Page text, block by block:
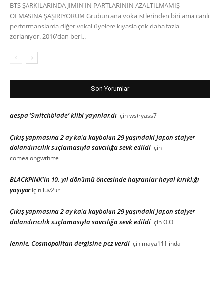
BTS ŞARKILARINDA JIMIN'IN PARTLARININ AZALTILMAMIŞ
OLMASINA ŞAŞIRIYORUM Grubun ana vokalistlerinden biri ama canlı
performanslarda diğer vokal üyelere kıyasla çok daha fazla
zorlanıyor. 2016'dan beri...
Son Yorumlar
aespa ‘Switchblade’ klibi yayınlandı içinwstryass7
Çıkış yapmasına 2 ay kala kaybolan 29 yaşındaki Japon stajyer
dolandırıcılık suçlamasıyla savcılığa sevk edildi için
comealongwthme
BLACKPINK’in 10. yıl dönümü öncesinde hayranlar hayal kırıklığı
yaşıyoriçin luv2ur
Çıkış yapmasına 2 ay kala kaybolan 29 yaşındaki Japon stajyer
dolandırıcılık suçlamasıyla savcılığa sevk edildi içinÖ.Ö
Jennie, Cosmopolitan dergisine poz verdi için maya111linda